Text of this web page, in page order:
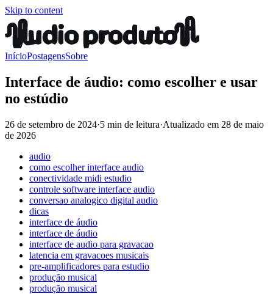
Skip to content
InícioPostagensSobre
Interface de áudio: como escolher e usar
no estúdio
26 de setembro de 2024·5 min de leitura·Atualizado em 28 de maio
de 2026
audio
como escolher interface audio
conectividade midi estudio
controle software interface audio
conversao analogico digital audio
dicas
interface de áudio
interface de áudio
interface de audio para gravacao
latencia em gravacoes musicais
pre-amplificadores para estudio
produção musical
produção musical